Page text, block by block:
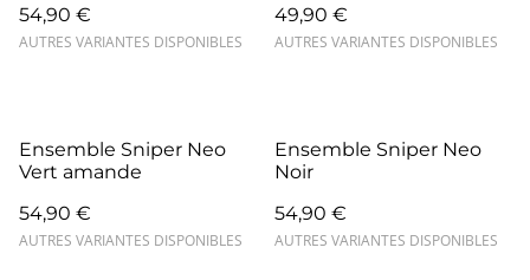
54,90 €
AUTRES VARIANTES DISPONIBLES
49,90 €
AUTRES VARIANTES DISPONIBLES
Ensemble Sniper Neo
Vert amande
54,90 €
AUTRES VARIANTES DISPONIBLES
Ensemble Sniper Neo
Noir
54,90 €
AUTRES VARIANTES DISPONIBLES